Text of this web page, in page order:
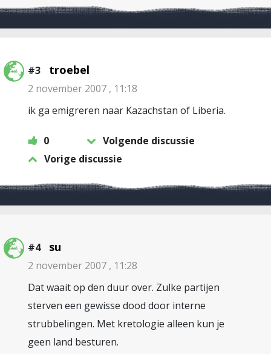
#3 troebel
2 november 2007 , 11:18
ik ga emigreren naar Kazachstan of Liberia.
0
Volgende discussie
Vorige discussie
#4 su
2 november 2007 , 11:28
Dat waait op den duur over. Zulke partijen
sterven een gewisse dood door interne
strubbelingen. Met kretologie alleen kun je
geen land besturen.